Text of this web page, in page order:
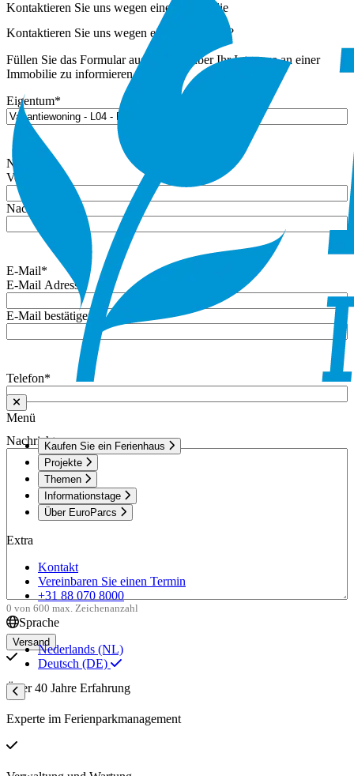
Menü
Kaufen Sie ein Ferienhaus
Projekte
Themen
Informationstage
Über EuroParcs
Extra
Kontakt
Vereinbaren Sie einen Termin
+31 88 070 8000
Sprache
Nederlands (NL)
Deutsch (DE)
Kontaktieren Sie uns wegen einer Immobilie
Kontaktieren Sie uns wegen einer Immobilie?
Füllen Sie das Formular aus, um uns über Ihr Interesse an einer
Immobilie zu informieren.
Eigentum*
Name
Vorname
Nachname
E-Mail*
E-Mail Adresse
E-Mail bestätigen
Telefon*
Nachricht
0 von 600 max. Zeichenanzahl
Über 40 Jahre Erfahrung
Experte im Ferienparkmanagement